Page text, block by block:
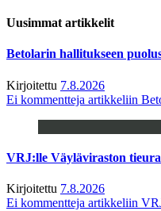
Uusimmat artikkelit
Betolarin hallitukseen
Kirjoitettu 7.8.2026
Ei kommentteja artikkeliin
VRJ:lle Väyläviraston
Kirjoitettu 7.8.2026
Ei kommentteja artikkeliin